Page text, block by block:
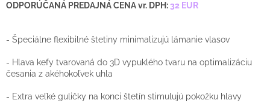
ODPORÚČANÁ PREDAJNÁ CENA vr. DPH: 32 EUR
- Špeciálne flexibilné štetiny minimalizujú lámanie vlasov
- Hlava kefy tvarovaná do 3D vypuklého tvaru na optimalizáciu
česania z akéhokoľvek uhla
- Extra veľké guličky na konci štetín stimulujú pokožku hlavy